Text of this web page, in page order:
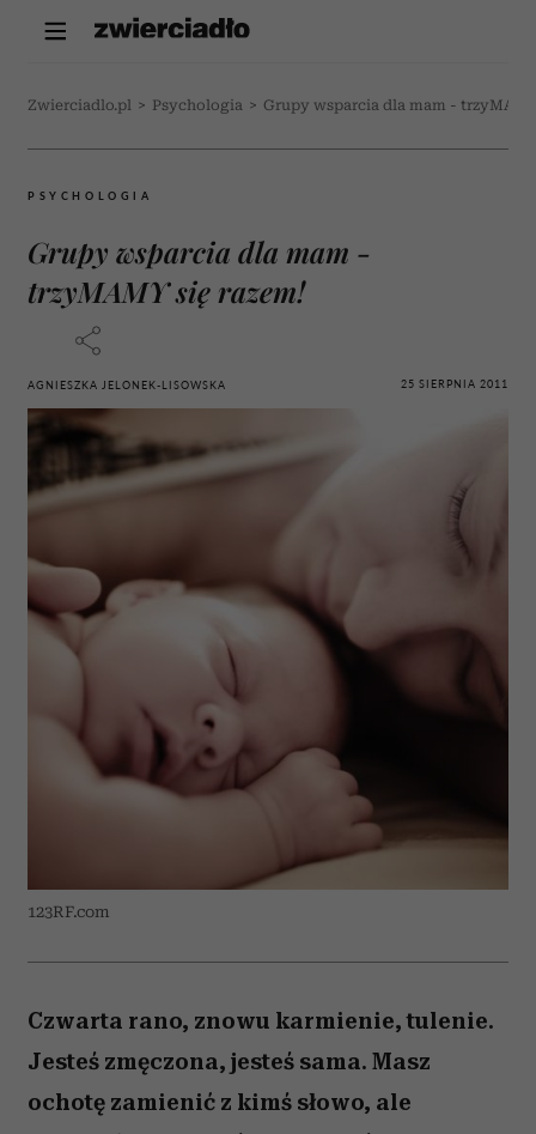
Zwierciadlo.pl > Psychologia > Grupy wsparcia dla mam -
PSYCHOLOGIA
Grupy wsparcia dla mam -
trzyMAMY się razem!
AGNIESZKA JELONEK-LISOWSKA 25 SIERPNIA 2011
123RF.com
Czwarta rano, znowu karmienie, tulenie.
Jesteś zmęczona, jesteś sama. Masz
ochotę zamienić z kimś słowo, ale